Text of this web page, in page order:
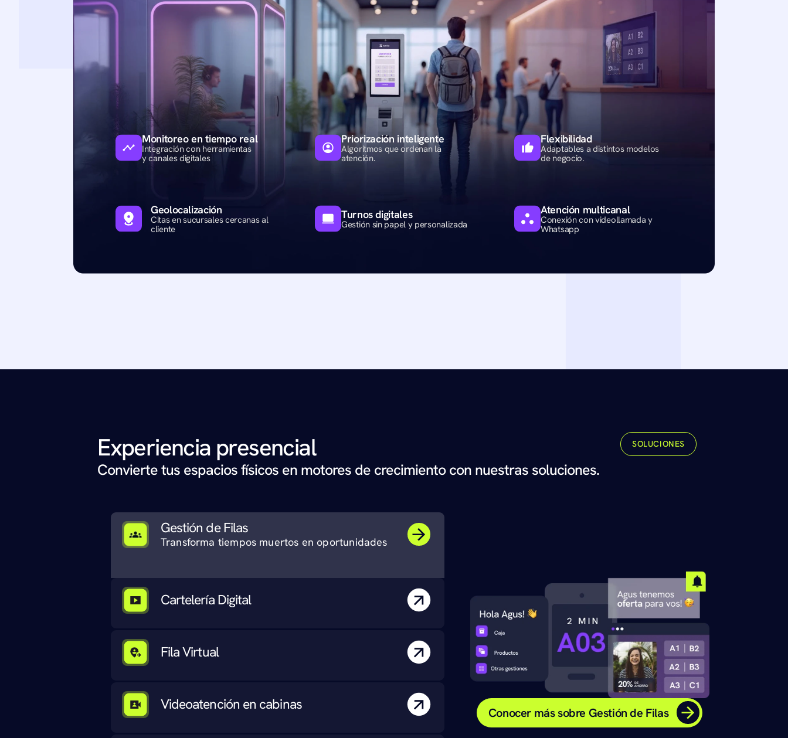
Monitoreo en tiempo real
Integración con herramientas
y canales digitales
Priorización inteligente
Algoritmos que ordenan la
atención.
Flexibilidad
Adaptables a distintos modelos
de negocio.
Geolocalización
Citas en sucursales cercanas al
cliente
Turnos digitales
Gestión sin papel y personalizada
Atención multicanal
Conexión con videollamada y
Whatsapp
Experiencia presencial
Convierte tus espacios físicos en motores de crecimiento con nuestras soluciones.
SOLUCIONES
Gestión de Filas
Transforma tiempos muertos en oportunidades
Cartelería Digital
Fila Virtual
Videoatención en cabinas Conocer más sobre Gestión de Filas